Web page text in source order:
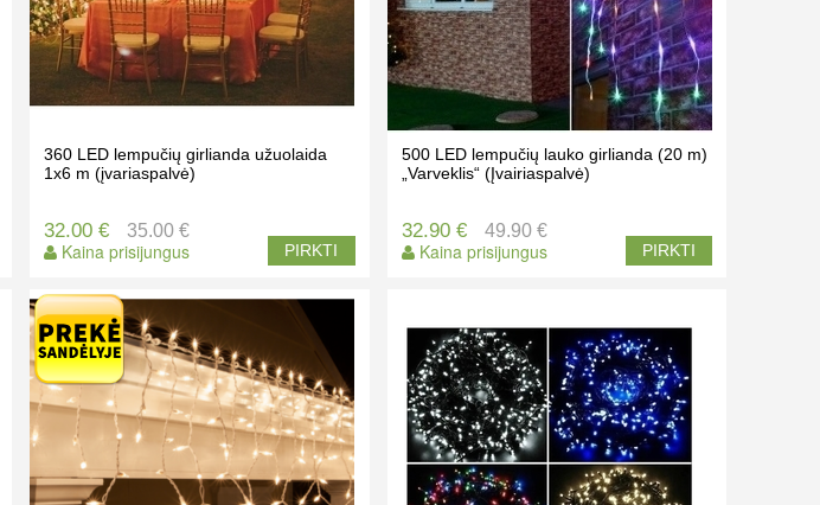
360 LED lempučių girlianda užuolaida
1x6 m (įvariaspalvė)
32.00 €
Kaina prisijungus
35.00 €
PIRKTI
500 LED lempučių lauko girlianda (20 m)
„Varveklis“ (Įvairiaspalvė)
32.90 €
Kaina prisijungus
49.90 €
PIRKTI